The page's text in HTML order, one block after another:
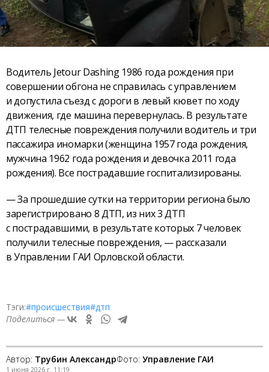
Водитель Jetour Dashing 1986 года рождения при
совершении обгона не справилась с управлением
и допустила съезд с дороги в левый кювет по ходу
движения, где машина перевернулась. В результате
ДТП телесные повреждения получили водитель и три
пассажира иномарки (женщина 1957 года рождения,
мужчина 1962 года рождения и девочка 2011 года
рождения). Все пострадавшие госпитализированы.
— За прошедшие сутки на территории региона было
зарегистрировано 8 ДТП, из них 3 ДТП
с пострадавшими, в результате которых 7 человек
получили телесные повреждения, — рассказали
в Управлении ГАИ Орловской области.
Тэги:#происшествия#дтп
Поделиться —
Автор: Трубин АлександрФото: Управление ГАИ
1 июня 2026 г. 11:19